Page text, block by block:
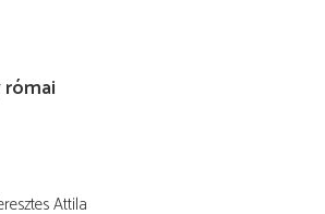
római
Attila